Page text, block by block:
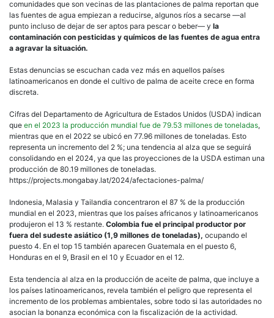
comunidades que son vecinas de las plantaciones de palma reportan que
las fuentes de agua empiezan a reducirse, algunos ríos a secarse —al
punto incluso de dejar de ser aptos para pescar o beber— y la
contaminación con pesticidas y químicos de las fuentes de agua entra
a agravar la situación.
Estas denuncias se escuchan cada vez más en aquellos países
latinoamericanos en donde el cultivo de palma de aceite crece en forma
discreta.
Cifras del Departamento de Agricultura de Estados Unidos (USDA) indican
que en el 2023 la producción mundial fue de 79.53 millones de toneladas,
mientras que en el 2022 se ubicó en 77.96 millones de toneladas. Esto
representa un incremento del 2 %; una tendencia al alza que se seguirá
consolidando en el 2024, ya que las proyecciones de la USDA estiman una
producción de 80.19 millones de toneladas.
https://projects.mongabay.lat/2024/afectaciones-palma/
Indonesia, Malasia y Tailandia concentraron el 87 % de la producción
mundial en el 2023, mientras que los países africanos y latinoamericanos
produjeron el 13 % restante. Colombia fue el principal productor por
fuera del sudeste asiático (1,9 millones de toneladas), ocupando el
puesto 4. En el top 15 también aparecen Guatemala en el puesto 6,
Honduras en el 9, Brasil en el 10 y Ecuador en el 12.
Esta tendencia al alza en la producción de aceite de palma, que incluye a
los países latinoamericanos, revela también el peligro que representa el
incremento de los problemas ambientales, sobre todo si las autoridades no
asocian la bonanza económica con la fiscalización de la actividad.